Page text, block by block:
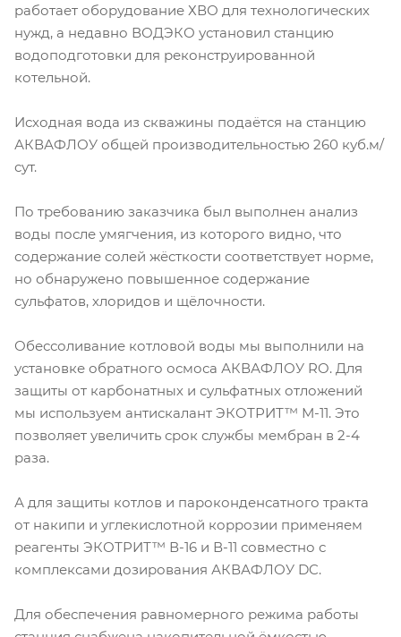
работает оборудование ХВО для технологических
нужд, а недавно ВОДЭКО установил станцию
водоподготовки для реконструированной
котельной.
Исходная вода из скважины подаётся на станцию
АКВАФЛОУ общей производительностью 260 куб.м/
сут.
По требованию заказчика был выполнен анализ
воды после умягчения, из которого видно, что
содержание солей жёсткости соответствует норме,
но обнаружено повышенное содержание
сульфатов, хлоридов и щёлочности.
Обессоливание котловой воды мы выполнили на
установке обратного осмоса АКВАФЛОУ RO. Для
защиты от карбонатных и сульфатных отложений
мы используем антискалант ЭКОТРИТ™ М-11. Это
позволяет увеличить срок службы мембран в 2-4
раза.
А для защиты котлов и пароконденсатного тракта
от накипи и углекислотной коррозии применяем
реагенты ЭКОТРИТ™ В-16 и В-11 совместно с
комплексами дозирования АКВАФЛОУ DC.
Для обеспечения равномерного режима работы